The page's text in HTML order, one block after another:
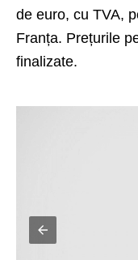
de euro, cu TVA,
Franța. Prețurile
finalizate.